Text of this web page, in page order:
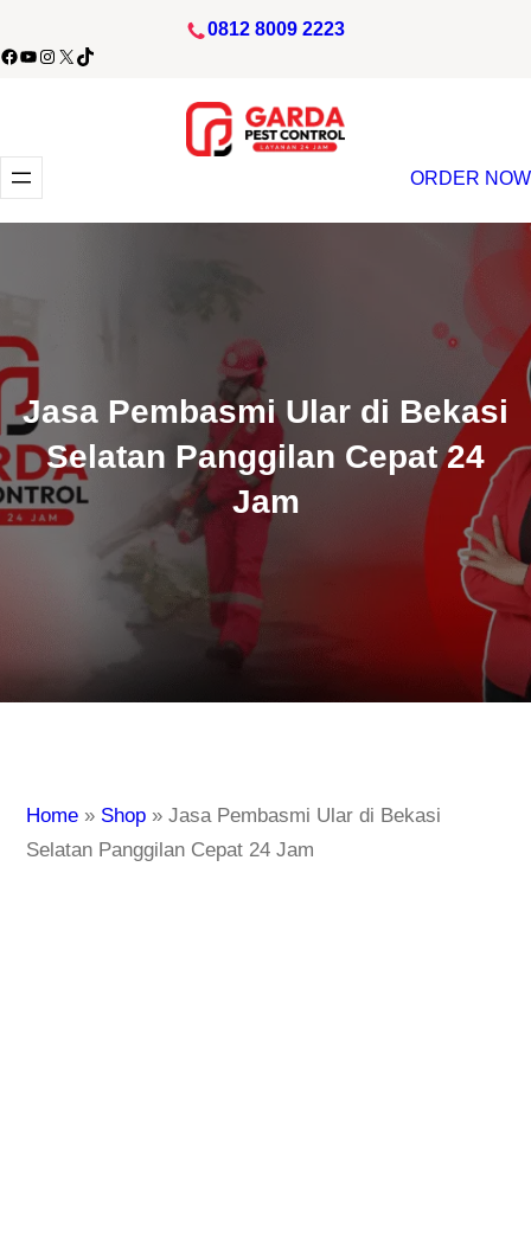
ke
0812 8009 2223
Facebook YouTube Instagram X TikTok
ORDER NOW
Jasa Pembasmi Ular di Bekasi
Selatan Panggilan Cepat 24
Jam
Home » Shop »Jasa Pembasmi Ular di Bekasi
Selatan Panggilan Cepat 24 Jam